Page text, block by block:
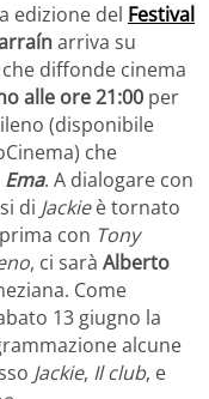
edizione del Festival
arriva su
diffonde cinema
alle ore 21:00 per
(disponibile
che
Ema. A dialogare con
di Jackieè tornato
con Tony
, ci sarà Alberto
Come
13 giugno la
alcune
Jackie, Il club, e